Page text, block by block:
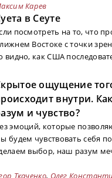
Карев
в Сеуте
посмотреть на то, что
Востоке с точки
видно, как США
ощущение
внутри.
и чувство?
эмоций, которые
будем чувствовать себя
выбор, наш разум
Ткаченко, Олег